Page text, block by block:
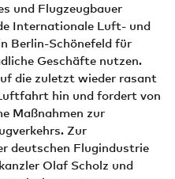
und Flugzeugbauer
Internationale Luft- und
Berlin-Schönefeld für
Geschäfte nutzen.
die zuletzt wieder rasant
hin und fordert von
Maßnahmen zur
Zur
deutschen Flugindustrie
Olaf Scholz und